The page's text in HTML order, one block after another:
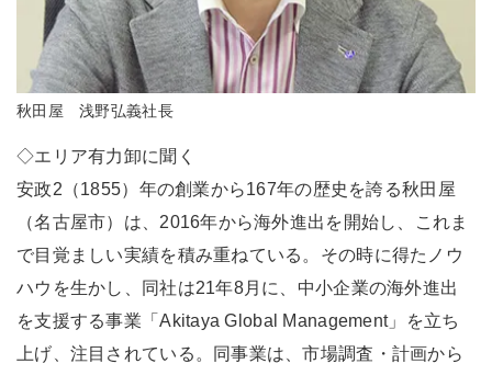
秋田屋 浅野弘義社長
◇エリア有力卸に聞く
安政2（1855）年の創業から167年の歴史を誇る秋田屋
（名古屋市）は、2016年から海外進出を開始し、これま
で目覚ましい実績を積み重ねている。その時に得たノウ
ハウを生かし、同社は21年8月に、中小企業の海外進出
を支援する事業「Akitaya Global Management」を立ち
上げ、注目されている。同事業は、市場調査・計画から